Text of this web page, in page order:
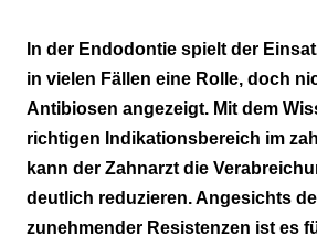
Schmerztherapie bei
Infektionen
Wann ist eine systemische
indiziert?
Welches Antibiotikum bei
Abszessen?
In der Endodontie spielt der
in vielen Fällen eine Rolle, doch
Antibiosen angezeigt. Mit dem
richtigen Indikationsbereich im
kann der Zahnarzt die
deutlich reduzieren. Angesichts
zunehmender Resistenzen ist es